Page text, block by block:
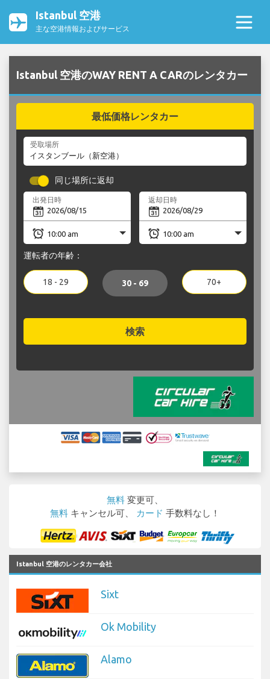
Istanbul 空港
主な空港情報およびサービス
Istanbul 空港のWAY RENT A CARのレンタカー
最低価格レンタカー
受取場所
同じ場所に返却
出発日時 返却日時
運転者の年齢：
18 - 29 30 - 69 70+
検索
無料 変更可、
無料 キャンセル可、 カード 手数料なし！
Istanbul 空港のレンタカー会社
Sixt
Ok Mobility
Alamo